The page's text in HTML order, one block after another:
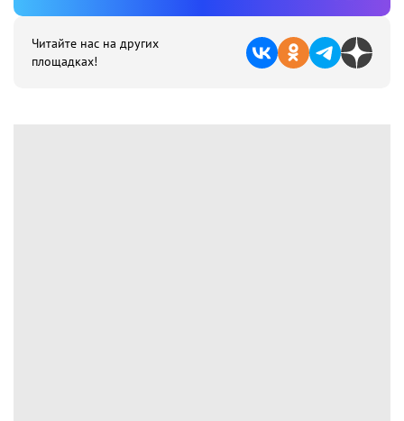
Читайте нас на других
площадках!